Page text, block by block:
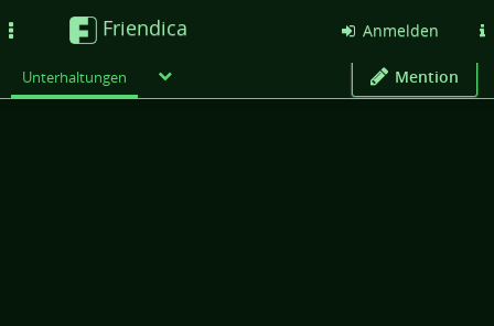
Friendica Anmelden
Unterhaltungen Mention